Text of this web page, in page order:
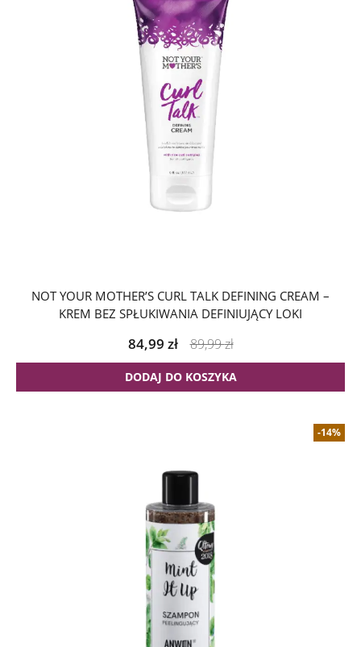
NOT YOUR MOTHER’S CURL TALK DEFINING CREAM –
KREM BEZ SPŁUKIWANIA DEFINIUJĄCY LOKI
84,99 zł 89,99zł
DODAJ DO KOSZYKA
-14%